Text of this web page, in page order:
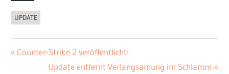
UPDATE
Beitrags-
Vorheriger
Counter-Strike 2 veröffentlicht!
Nächster
Update entfernt Verlangsamung im Schlamm